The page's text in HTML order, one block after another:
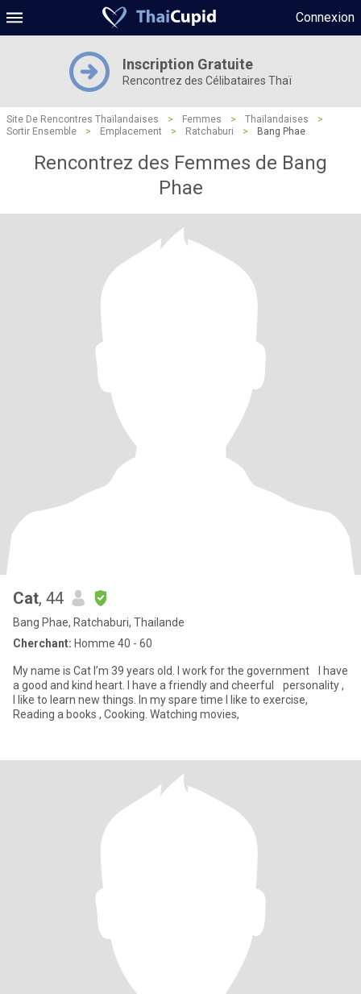
Connexion
Inscription Gratuite
Rencontrez des Célibataires Thaï
Site De Rencontres Thaïlandaises > Femmes > Thaïlandaises
>
Sortir Ensemble
> Emplacement > Ratchaburi > Bang Phae
Rencontrez des Femmes de Bang
Phae
Cat, 44
Bang Phae, Ratchaburi, Thailande
Cherchant: Homme 40 - 60
My name is Cat I’m 39 years old. I work for the government I have
a good and kind heart. I have a friendly and cheerful personality ,
I like to learn new things. In my spare time I like to exercise,
Reading a books , Cooking. Watching movies,